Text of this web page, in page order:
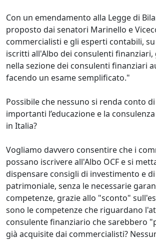
Con un emendamento alla Legge di
proposto dai senatori Marinello e
commercialisti e gli esperti contabili,
iscritti all'Albo dei consulenti finanziari,
nella sezione dei consulenti finanziari
facendo un esame semplificato."
Possibile che nessuno si renda conto
importanti l’educazione e la
in Italia?
Vogliamo davvero consentire che i
possano iscrivere all'Albo OCF e si
dispensare consigli di investimento e
patrimoniale, senza le necessarie
competenze, grazie allo "sconto"
sono le competenze che riguardano
consulente finanziario che sarebbero
già acquisite dai commercialisti?